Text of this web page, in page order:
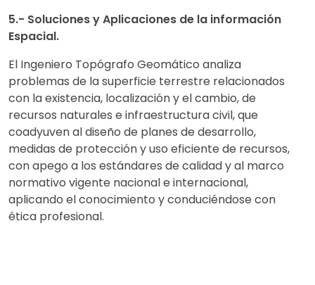
5.- Soluciones y Aplicaciones de la información
Espacial.
El Ingeniero Topógrafo Geomático analiza
problemas de la superficie terrestre relacionados
con la existencia, localización y el cambio, de
recursos naturales e infraestructura civil, que
coadyuven al diseño de planes de desarrollo,
medidas de protección y uso eficiente de recursos,
con apego a los estándares de calidad y al marco
normativo vigente nacional e internacional,
aplicando el conocimiento y conduciéndose con
ética profesional.